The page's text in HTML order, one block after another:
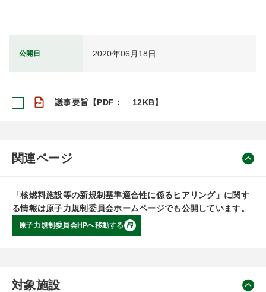
公開日 2020年06月18日
議事要旨【PDF：__12KB】
関連ページ
「核燃料施設等の新規制基準適合性に係るヒアリング」に関す
る情報は原子力規制委員会ホームページでも公開しています。
原子力規制委員会HPへ移動する
対象施設